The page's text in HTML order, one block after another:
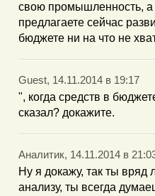
свою промышленность,
предлагаете сейчас
бюджете ни на что не
Guest, 14.11.2014 в 19:17
", когда средств в
сказал? докажите.
Аналитик, 14.11.2014 в
Ну я докажу, так ты
анализу, ты всегда